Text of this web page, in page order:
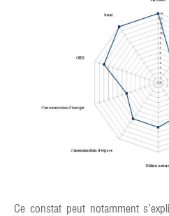
Ce constat peut notamment